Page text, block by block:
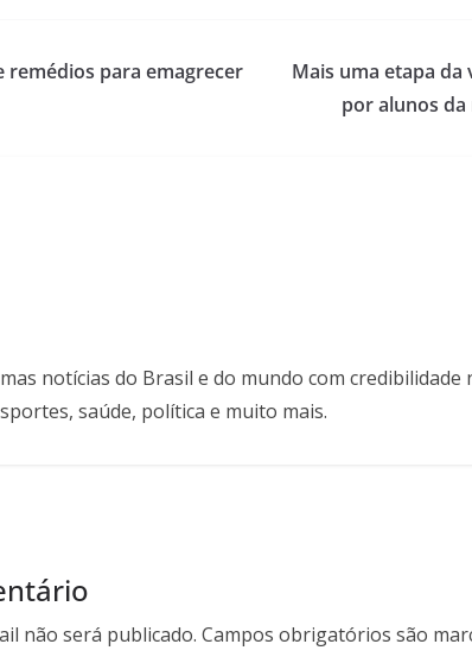
remédios para emagrecer
Mais uma etapa da
por alunos
notícias do Brasil e do mundo com credibilidade
saúde, política e muito mais.
não será publicado. Campos obrigatórios são